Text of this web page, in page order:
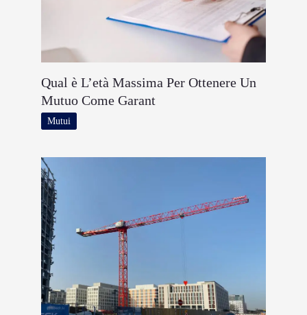
Qual è L’età Massima Per Ottenere Un
Mutuo Come Garant
Mutui